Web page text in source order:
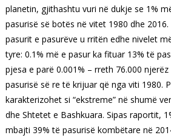
planetin, gjithashtu vuri në dukje se 1%
pasurisë së botës në vitet 1980 dhe
pasurit e pasurëve u rritën edhe nivelet
tyre: 0.1% më e pasur ka fituar 13% të
pjesa e parë 0.001% – rreth 76.000
pasurisë së re të krijuar që nga viti 1980.
karakterizohet si “ekstreme” në shumë
dhe Shtetet e Bashkuara. Sipas raportit,
mbajti 39% të pasurisë kombëtare në